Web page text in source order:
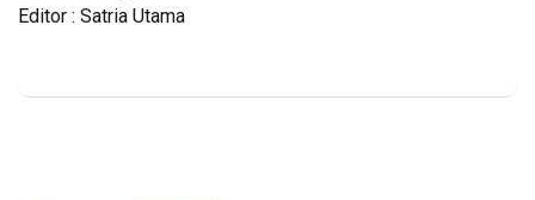
Editor : Satria Utama